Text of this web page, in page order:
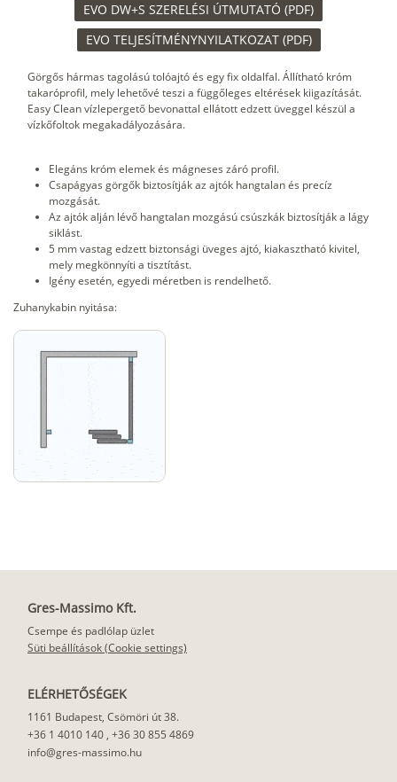
EVO DW+S SZERELÉSI ÚTMUTATÓ (PDF)
EVO TELJESÍTMÉNYNYILATKOZAT (PDF)
Görgős hármas tagolású tolóajtó és egy fix oldalfal. Állítható króm
takaróprofil, mely lehetővé teszi a függőleges eltérések kiigazítását.
Easy Clean vízlepergető bevonattal ellátott edzett üveggel készül a
vízkőfoltok megakadályozására.
Elegáns króm elemek és mágneses záró profil.
Csapágyas görgők biztosítják az ajtók hangtalan és precíz
mozgását.
Az ajtók alján lévő hangtalan mozgású csúszkák biztosítják a lágy
siklást.
5 mm vastag edzett biztonsági üveges ajtó, kiakasztható kivitel,
mely megkönnyíti a tisztítást.
Igény esetén, egyedi méretben is rendelhető.
Zuhanykabin nyitása:
Gres-Massimo Kft.
Csempe és padlólap üzlet
Süti beállítások (Cookie settings)
ELÉRHETŐSÉGEK
1161 Budapest, Csömöri út 38.
+36 1 4010 140, +36 30 855 4869
info@gres-massimo.hu